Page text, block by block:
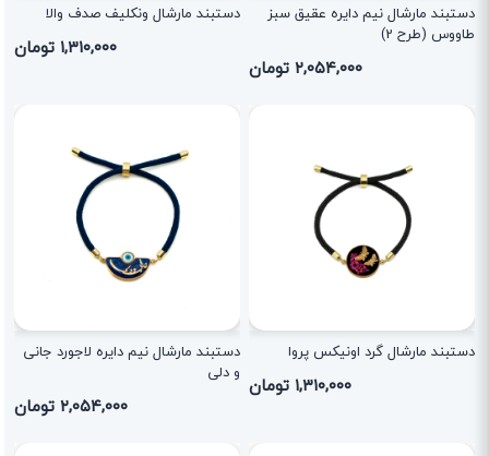
دستبند مارشال نیم دایره عقیق سبز
طاووس (طرح 2)
۲,۰۵۴,۰۰۰ تومان
دستبند مارشال ونکلیف صدف والا
۱,۳۱۰,۰۰۰ تومان
دستبند مارشال گرد اونیکس پروا
۱,۳۱۰,۰۰۰ تومان
دستبند مارشال نیم دایره لاجورد جانی
و دلی
۲,۰۵۴,۰۰۰ تومان